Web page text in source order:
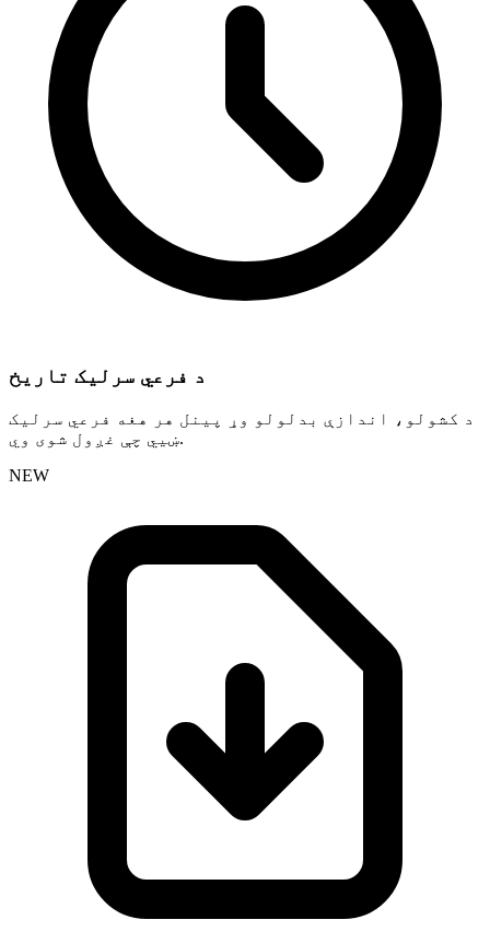
د فرعي سرلیک تاریخ
د کشولو، اندازې بدلولو وړ پینل هر هغه فرعي سرلیک
ښیي چې غږول شوی وي.
NEW